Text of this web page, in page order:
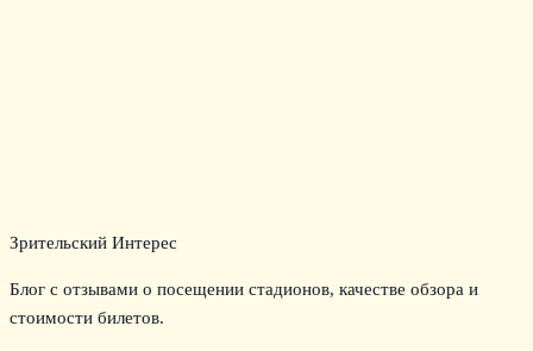
Зрительский Интерес
Блог с отзывами о посещении стадионов, качестве обзора и
стоимости билетов.